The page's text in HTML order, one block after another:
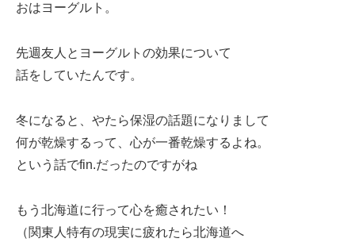
おはヨーグルト。
先週友人とヨーグルトの効果について
話をしていたんです。
冬になると、やたら保湿の話題になりまして
何が乾燥するって、心が一番乾燥するよね。
という話でfin.だったのですがね
もう北海道に行って心を癒されたい！
（関東人特有の現実に疲れたら北海道へ